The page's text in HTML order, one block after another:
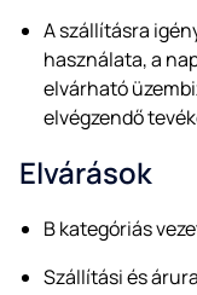
A szállításra
használata, a
elvárható
elvégzendő
Elvárások
B kategóriás
Szállítási és